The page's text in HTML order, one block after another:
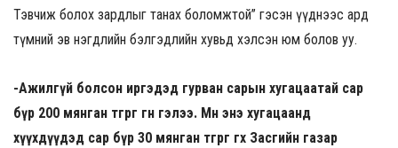
Тэвчиж болох зардлыг танах боломжтой” гэсэн үүднээс ард
түмний эв нэгдлийн бэлгэдлийн хувьд хэлсэн юм болов уу.
-Ажилгүй болсон иргэдэд гурван сарын хугацаатай сар
бүр 200 мянган төгрөг өгнө гэлээ. Мөн энэ хугацаанд
хүүхдүүдэд сар бүр 30 мянган төгрөг өгөхөө Засгийн газар